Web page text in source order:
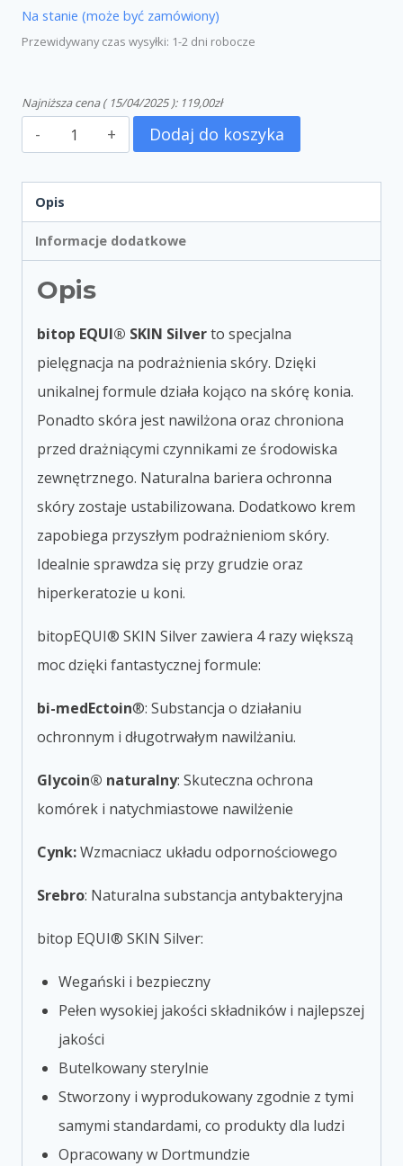
Na stanie (może być zamówiony)
Przewidywany czas wysyłki: 1-2 dni robocze
Najniższa cena (15/04/2025): 119,00zł
Dodaj do koszyka
Opis
Informacje dodatkowe
Opis
bitop EQUI® SKIN Silverto specjalna
pielęgnacja na podrażnienia skóry. Dzięki
unikalnej formule działa kojąco na skórę konia.
Ponadto skóra jest nawilżona oraz chroniona
przed drażniącymi czynnikami ze środowiska
zewnętrznego. Naturalna bariera ochronna
skóry zostaje ustabilizowana. Dodatkowo krem
zapobiega przyszłym podrażnieniom skóry.
Idealnie sprawdza się przy grudzie oraz
hiperkeratozie u koni.
bitopEQUI® SKIN Silver zawiera 4 razy większą
moc dzięki fantastycznej formule:
bi-medEctoin®: Substancja o działaniu
ochronnym i długotrwałym nawilżaniu.
Glycoin® naturalny: Skuteczna ochrona
komórek i natychmiastowe nawilżenie
Cynk:Wzmacniacz układu odpornościowego
Srebro: Naturalna substancja antybakteryjna
bitop EQUI® SKIN Silver:
Wegański i bezpieczny
Pełen wysokiej jakości składników i najlepszej
jakości
Butelkowany sterylnie
Stworzony i wyprodukowany zgodnie z tymi
samymi standardami, co produkty dla ludzi
Opracowany w Dortmundzie